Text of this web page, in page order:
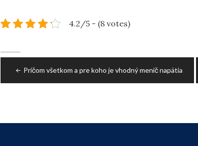
4.2/5 - (8 votes)
pro
Pričom všetkom a pre koho je vhodný menič napätia